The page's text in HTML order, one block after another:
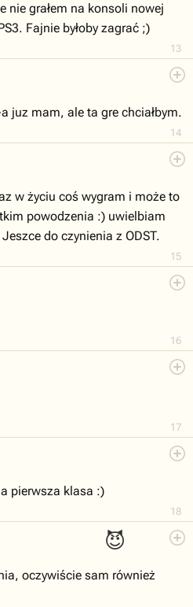
13
nie grałem na konsoli nowej
Fajnie byłoby zagrać ;)
14
juz mam, ale ta gre chciałbym.
15
w życiu coś wygram i może to
powodzenia :) uwielbiam
do czynienia z ODST.
16
17
18
pierwsza klasa :)
😈
oczywiście sam również